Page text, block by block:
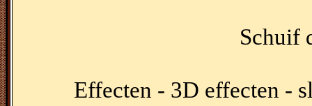
Schuif
Effecten - 3D effecten -